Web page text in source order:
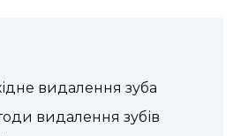
видалення зуба
видалення зубів